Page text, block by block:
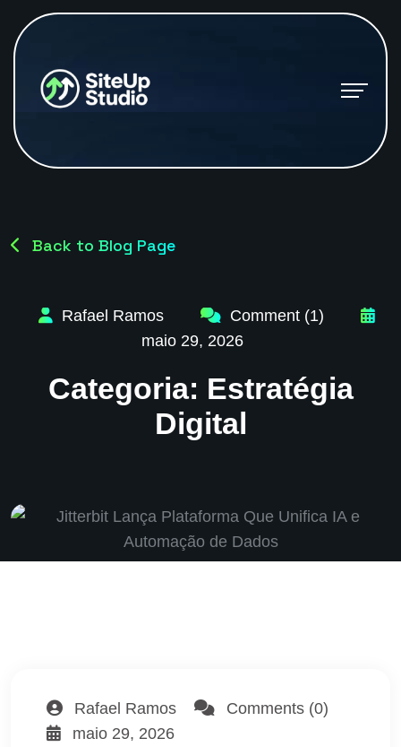
Back to Blog Page
Rafael Ramos
Comment (1)
maio 29, 2026
Categoria: Estratégia
Digital
Rafael Ramos
Comments (0)
maio 29, 2026